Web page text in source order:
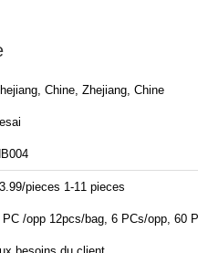
Chine, Zhejiang, Chine
pieces 1-11 pieces
12pcs/bag, 6 PCs/opp, 60 PCs/sac, emballage adapté